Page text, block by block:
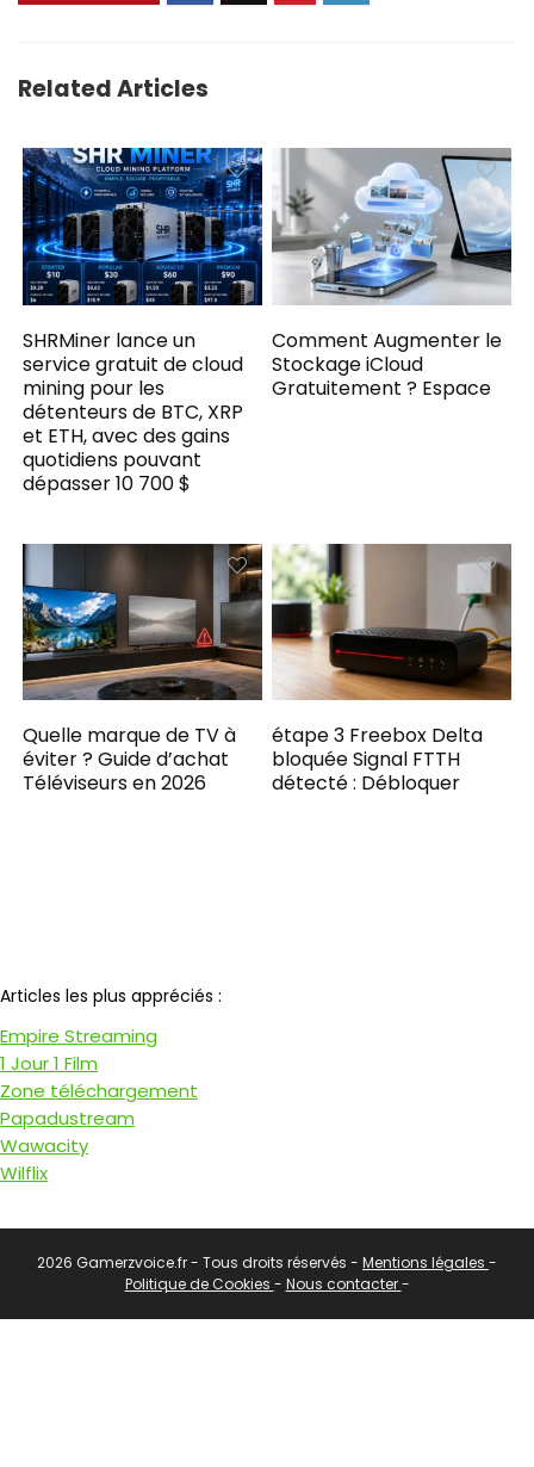
Related Articles
SHRMiner lance un
service gratuit de cloud
mining pour les
détenteurs de BTC, XRP
et ETH, avec des gains
quotidiens pouvant
dépasser 10 700 $
Comment Augmenter le
Stockage iCloud
Gratuitement ? Espace
Quelle marque de TV à
éviter ? Guide d’achat
Téléviseurs en 2026
étape 3 Freebox Delta
bloquée Signal FTTH
détecté : Débloquer
Articles les plus appréciés :
Empire Streaming
1 Jour 1 Film
Zone téléchargement
Papadustream
Wawacity
Wilflix
2026 Gamerzvoice.fr - Tous droits réservés - Mentions légales -
Politique de Cookies - Nous contacter-